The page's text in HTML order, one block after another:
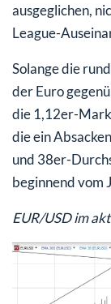
ausgeglichen,
League-
Solange die
der Euro
die 1,12er-
die ein
und 38er-
beginnend vom
EUR/USD im